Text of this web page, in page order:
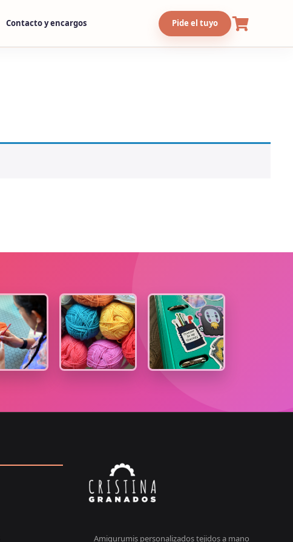
Contacto y encargos Pide el tuyo
Amigurumis personalizados tejidos a mano